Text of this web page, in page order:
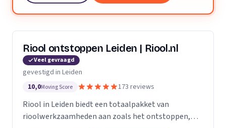
Riool ontstoppen Leiden | Riool.nl
Veel gevraagd
gevestigd in Leiden
10,0Moving Score 173 reviews
Riool in Leiden biedt een totaalpakket van
rioolwerkzaamheden aan zoals het ontstoppen,